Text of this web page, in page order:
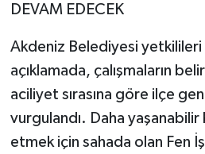
DEVAM EDECEK
Akdeniz Belediyesi yetkilileri
açıklamada, çalışmaların
aciliyet sırasına göre ilçe
vurgulandı. Daha
etmek için sahada olan Fen